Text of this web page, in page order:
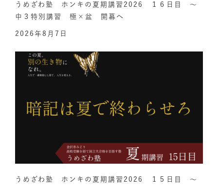
うめざわ塾 ホンキの夏期講習2026 １６日目 ～
中３特別講習 極×盆 開幕へ
2026年8月7日
うめざわ塾 ホンキの夏期講習2026 １５日目 ～